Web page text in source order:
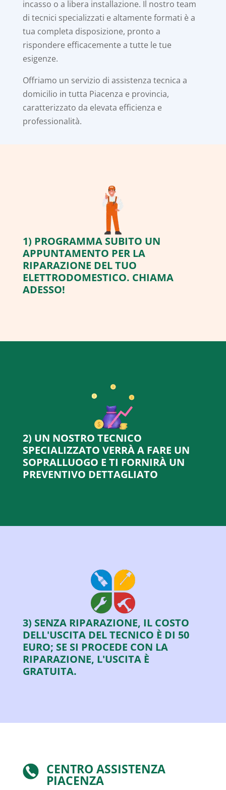
incasso o a libera installazione. Il nostro team
di tecnici specializzati e altamente formati è a
tua completa disposizione, pronto a
rispondere efficacemente a tutte le tue
esigenze.
Offriamo un servizio di assistenza tecnica a
domicilio in tutta Piacenza e provincia,
caratterizzato da elevata efficienza e
professionalità.
1) PROGRAMMA SUBITO UN
APPUNTAMENTO PER LA
RIPARAZIONE DEL TUO
ELETTRODOMESTICO. CHIAMA
ADESSO!
2) UN NOSTRO TECNICO
SPECIALIZZATO VERRÀ A FARE UN
SOPRALLUOGO E TI FORNIRÀ UN
PREVENTIVO DETTAGLIATO
3) SENZA RIPARAZIONE, IL COSTO
DELL'USCITA DEL TECNICO È DI 50
EURO; SE SI PROCEDE CON LA
RIPARAZIONE, L'USCITA È
GRATUITA.
CENTRO ASSISTENZA
PIACENZA